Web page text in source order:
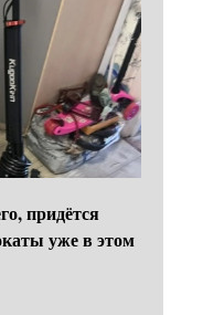
придётся
уже в этом